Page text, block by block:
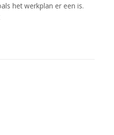
het werkplan er een is.